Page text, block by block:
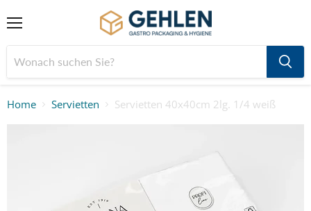
Home Servietten Servietten 40x40cm 2lg. 1/4 weiß